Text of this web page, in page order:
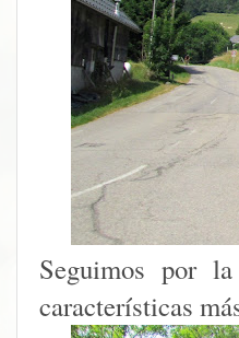
Seguimos por
características